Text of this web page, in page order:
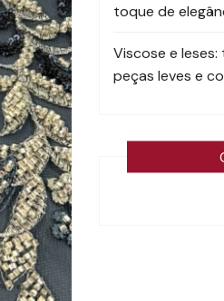
toque de
Viscose e
peças leves e